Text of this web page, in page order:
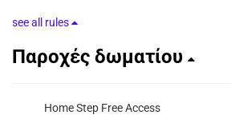
see all rules
Παροχές δωματίου
Home Step Free Access